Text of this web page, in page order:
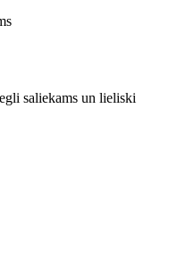
saliekams un lieliski